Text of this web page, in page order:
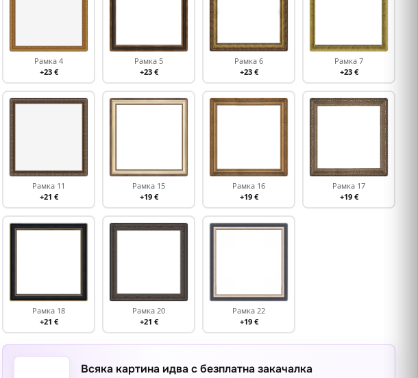
Рамка 4
+23 €
Рамка 5
+23 €
Рамка 6
+23 €
Рамка 7
+23 €
Рамка 11
+21 €
Рамка 15
+19 €
Рамка 16
+19 €
Рамка 17
+19 €
Рамка 18
+21 €
Рамка 20
+21 €
Рамка 22
+19 €
Всяка картина идва с безплатна закачалка